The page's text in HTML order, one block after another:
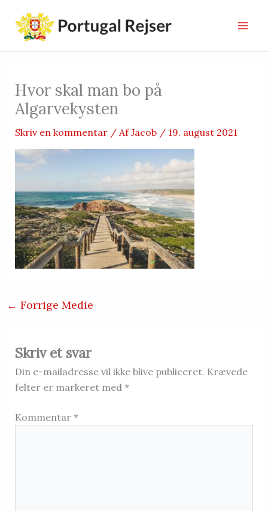
indholdet
Hvor skal man bo på
Algarvekysten
Skriv en kommentar / AfJacob / 19. august 2021
← Forrige Medie
Skriv et svar
Din e-mailadresse vil ikke blive publiceret. Krævede
felter er markeret med *
Kommentar *